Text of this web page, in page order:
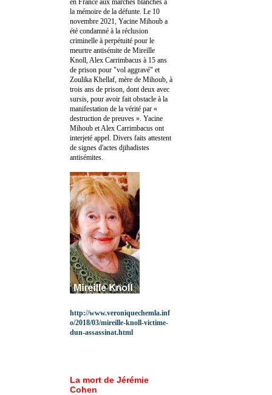
la mémoire de la défunte. Le 10
novembre 2021, Yacine Mihoub a
été condamné à la réclusion
criminelle à perpétuité pour le
meurtre antisémite de Mireille
Knoll, Alex Carrimbacus à 15 ans
de prison pour "vol aggravé" et
Zoulika Khellaf, mère de Mihoub, à
trois ans de prison, dont deux avec
sursis, pour avoir fait obstacle à la
manifestation de la vérité par «
destruction de preuves ». Yacine
Mihoub et Alex Carrimbacus ont
interjeté appel. Divers faits attestent
de signes d'actes djihadistes
antisémites.
http://www.veroniquechemla.inf
o/2018/03/mireille-knoll-victime-
dun-assassinat.html
La mort de Jérémie
Cohen